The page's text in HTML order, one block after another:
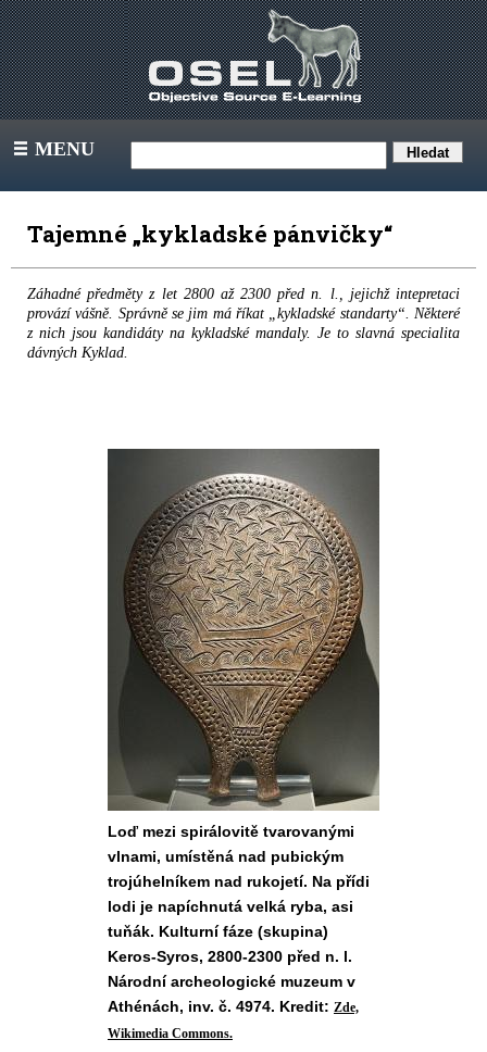
III MENU
Tajemné „kykladské pánvičky“
Záhadné předměty z let 2800 až 2300 před n. l., jejichž intepretaci
provází vášně. Správně se jim má říkat „kykladské standarty“. Některé
z nich jsou kandidáty na kykladské mandaly. Je to slavná specialita
dávných Kyklad.
Loď mezi spirálovitě tvarovanými
vlnami, umístěná nad pubickým
trojúhelníkem nad rukojetí. Na přídi
lodi je napíchnutá velká ryba, asi
tuňák. Kulturní fáze (skupina)
Keros-Syros, 2800-2300 před n. l.
Národní archeologické muzeum v
Athénách, inv. č. 4974. Kredit: Zde,
Wikimedia Commons.